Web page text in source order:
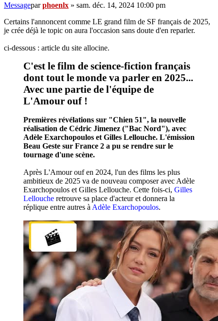
Messageparphoenlx » sam. déc. 14, 2024 10:00 pm
Certains l'annoncent comme LE grand film de SF français de 2025,
je crée déjà le topic on aura l'occasion sans doute d'en reparler.
ci-dessous : article du site allocine.
C'est le film de science-fiction français
dont tout le monde va parler en 2025...
Avec une partie de l'équipe de
L'Amour ouf !
Premières révélations sur "Chien 51", la nouvelle
réalisation de Cédric Jimenez ("Bac Nord"), avec
Adèle Exarchopoulos et Gilles Lellouche. L'émission
Beau Geste sur France 2 a pu se rendre sur le
tournage d'une scène.
Après L'Amour ouf en 2024, l'un des films les plus
ambitieux de 2025 va de nouveau composer avec Adèle
Exarchopoulos et Gilles Lellouche. Cette fois-ci, Gilles
Lellouche retrouve sa place d'acteur et donnera la
réplique entre autres à Adèle Exarchopoulos.